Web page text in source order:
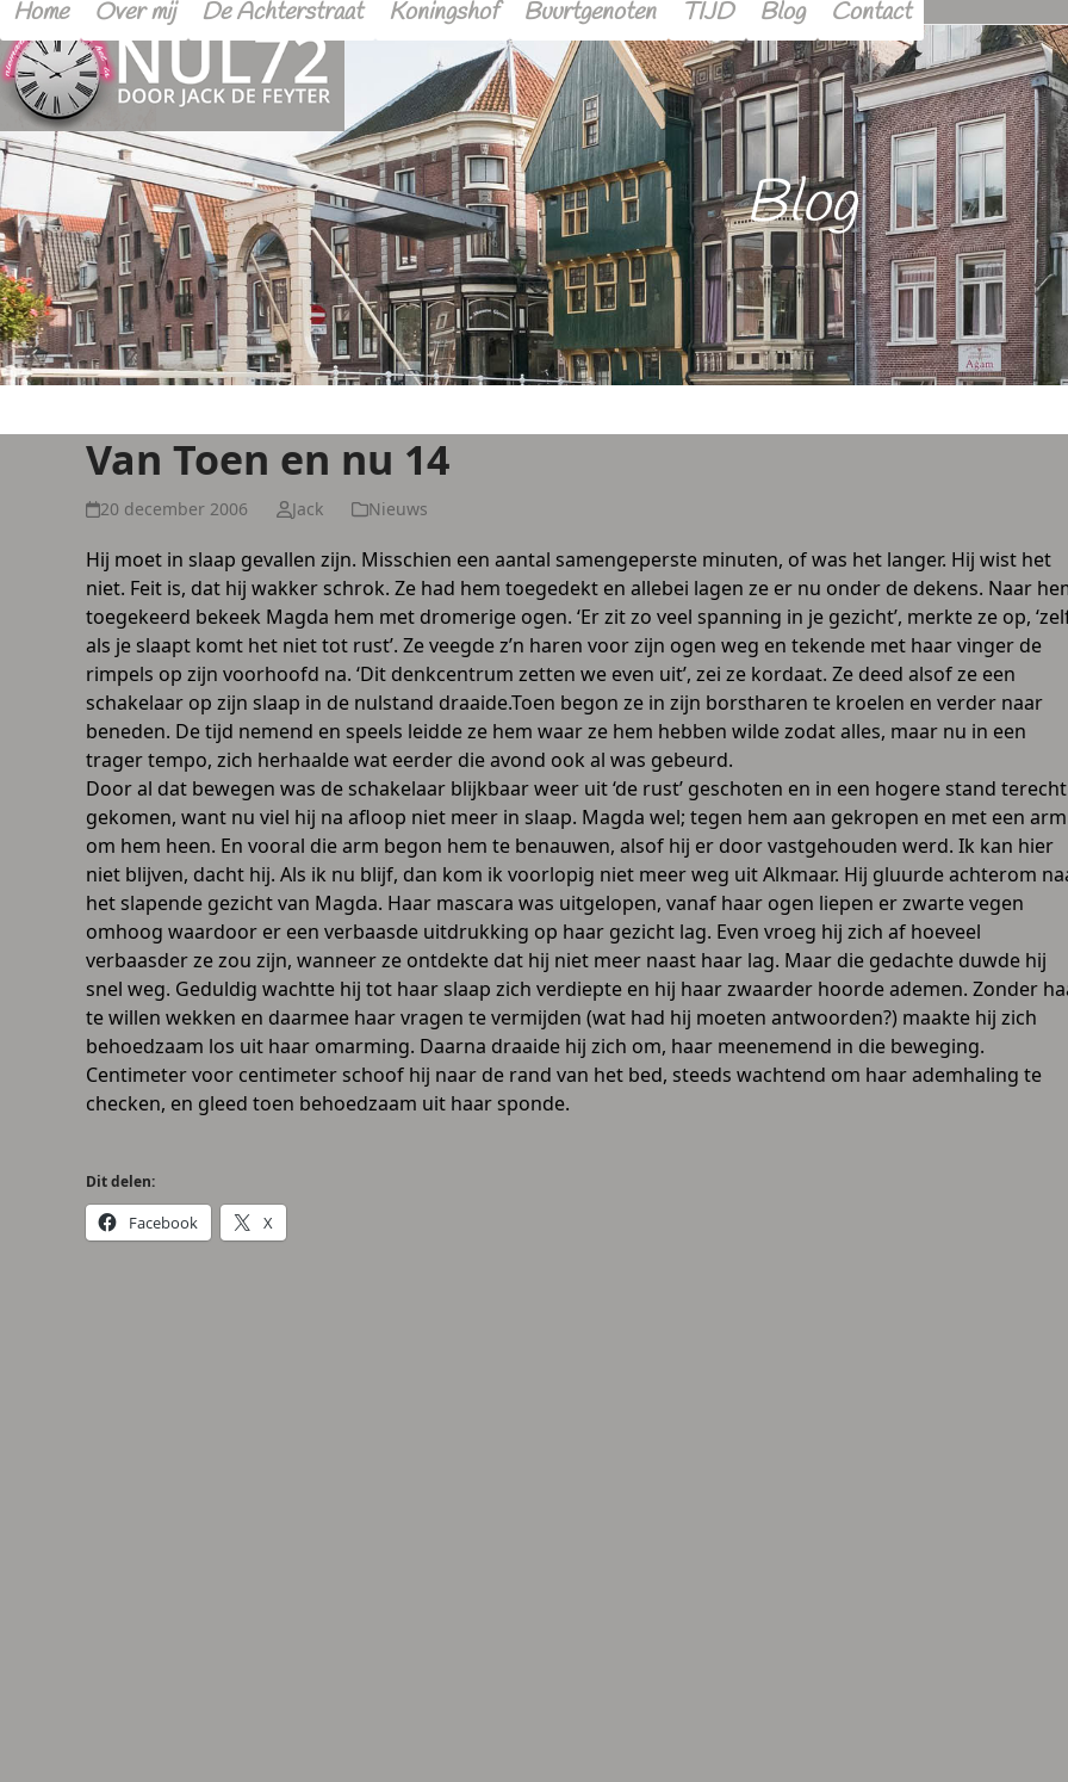
Home Over mij De Achterstraat Koningshof Buurtgenoten TIJD Blog Contact
Blog
Van Toen en nu 14
20 december 2006 Jack Nieuws
Hij moet in slaap gevallen zijn. Misschien een aantal samengeperste minuten, of was het langer. Hij wist het
niet. Feit is, dat hij wakker schrok. Ze had hem toegedekt en allebei lagen ze er nu onder de dekens. Naar
toegekeerd bekeek Magda hem met dromerige ogen. ‘Er zit zo veel spanning in je gezicht’, merkte ze op,
als je slaapt komt het niet tot rust’. Ze veegde z’n haren voor zijn ogen weg en tekende met haar vinger de
rimpels op zijn voorhoofd na. ‘Dit denkcentrum zetten we even uit’, zei ze kordaat. Ze deed alsof ze een
schakelaar op zijn slaap in de nulstand draaide.Toen begon ze in zijn borstharen te kroelen en verder naar
beneden. De tijd nemend en speels leidde ze hem waar ze hem hebben wilde zodat alles, maar nu in een
trager tempo, zich herhaalde wat eerder die avond ook al was gebeurd.
Door al dat bewegen was de schakelaar blijkbaar weer uit ‘de rust’ geschoten en in een hogere stand terecht
gekomen, want nu viel hij na afloop niet meer in slaap. Magda wel; tegen hem aan gekropen en met een arm
om hem heen. En vooral die arm begon hem te benauwen, alsof hij er door vastgehouden werd. Ik kan hier
niet blijven, dacht hij. Als ik nu blijf, dan kom ik voorlopig niet meer weg uit Alkmaar. Hij gluurde achterom
het slapende gezicht van Magda. Haar mascara was uitgelopen, vanaf haar ogen liepen er zwarte vegen
omhoog waardoor er een verbaasde uitdrukking op haar gezicht lag. Even vroeg hij zich af hoeveel
verbaasder ze zou zijn, wanneer ze ontdekte dat hij niet meer naast haar lag. Maar die gedachte duwde hij
snel weg. Geduldig wachtte hij tot haar slaap zich verdiepte en hij haar zwaarder hoorde ademen. Zonder
te willen wekken en daarmee haar vragen te vermijden (wat had hij moeten antwoorden?) maakte hij zich
behoedzaam los uit haar omarming. Daarna draaide hij zich om, haar meenemend in die beweging.
Centimeter voor centimeter schoof hij naar de rand van het bed, steeds wachtend om haar ademhaling te
checken, en gleed toen behoedzaam uit haar sponde.
Dit delen:
Facebook X